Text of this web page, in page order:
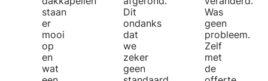
staan
er
mooi
op
en
wat
Dit
ondanks
dat
we
zeker
geen
Was
geen
probleem.
Zelf
met
de